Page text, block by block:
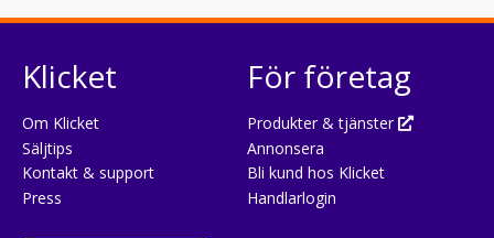
Klicket
Om Klicket
Säljtips
Kontakt & support
Press
För företag
Produkter & tjänster
Annonsera
Bli kund hos Klicket
Handlarlogin